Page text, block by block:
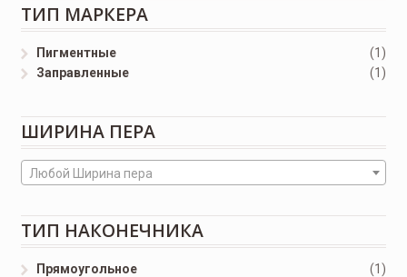
ТИП МАРКЕРА
Пигментные
(1)
Заправленные
(1)
ШИРИНА ПЕРА
Любой Ширина пера
ТИП НАКОНЕЧНИКА
Прямоугольное
(1)